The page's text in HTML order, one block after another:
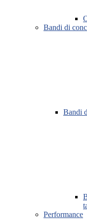
Bandi di
Bandi
Performance